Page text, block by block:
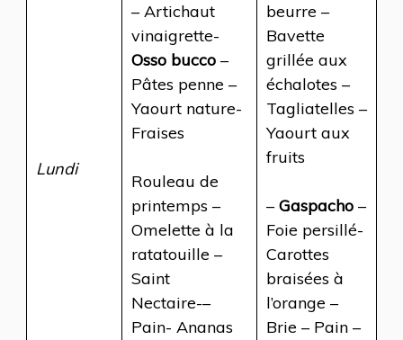
Lundi
– Artichaut
vinaigrette-
Osso bucco –
Pâtes penne –
Yaourt nature-
Fraises
Rouleau de
printemps –
Omelette à la
ratatouille –
Saint
Nectaire-–
Pain- Ananas
beurre –
Bavette
grillée aux
échalotes –
Tagliatelles –
Yaourt aux
fruits
–Gaspacho –
Foie persillé-
Carottes
braisées à
l’orange –
Brie – Pain –